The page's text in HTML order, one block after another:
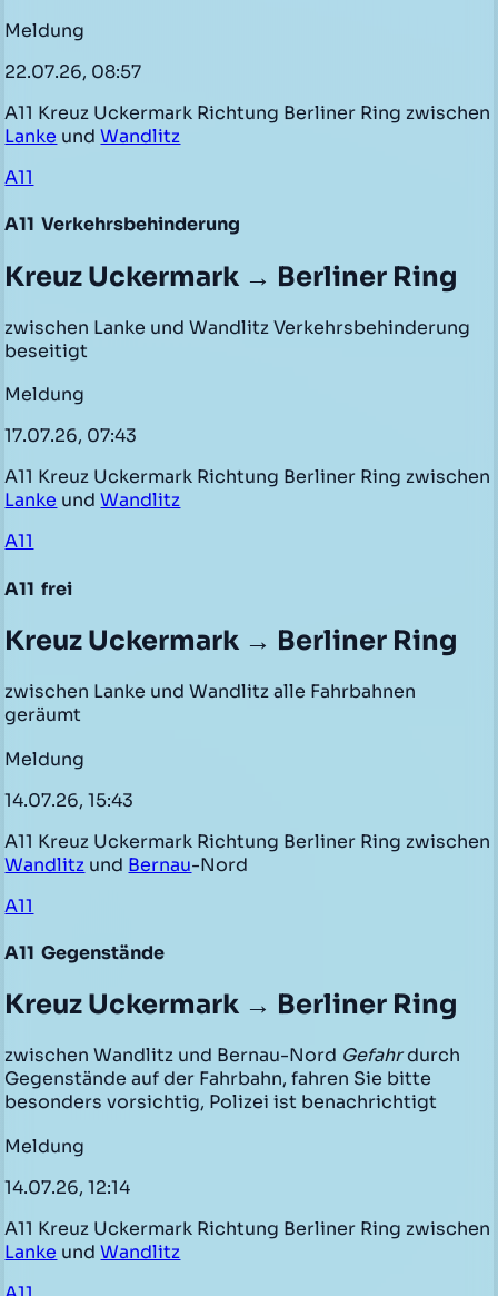
Meldung
22.07.26, 08:57
A11 Kreuz Uckermark Richtung Berliner Ring zwischen
Lanke undWandlitz
A11
A11 Verkehrsbehinderung
Kreuz Uckermark → Berliner Ring
zwischen Lanke und Wandlitz Verkehrsbehinderung
beseitigt
Meldung
17.07.26, 07:43
A11 Kreuz Uckermark Richtung Berliner Ring zwischen
Lanke undWandlitz
A11
A11 frei
Kreuz Uckermark → Berliner Ring
zwischen Lanke und Wandlitz alle Fahrbahnen
geräumt
Meldung
14.07.26, 15:43
A11 Kreuz Uckermark Richtung Berliner Ring zwischen
Wandlitz und Bernau-Nord
A11
A11 Gegenstände
Kreuz Uckermark → Berliner Ring
zwischen Wandlitz und Bernau-Nord Gefahrdurch
Gegenstände auf der Fahrbahn, fahren Sie bitte
besonders vorsichtig, Polizei ist benachrichtigt
Meldung
14.07.26, 12:14
A11 Kreuz Uckermark Richtung Berliner Ring zwischen
Lanke undWandlitz